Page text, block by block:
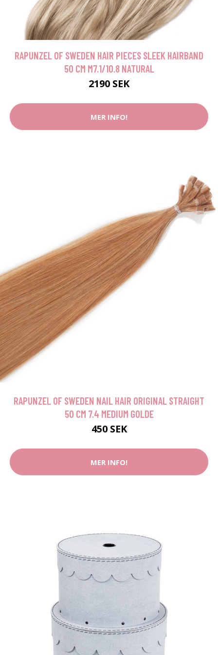
RAPUNZEL OF SWEDEN HAIR PIECES SLEEK HAIRBAND
50 CM M7.1/10.8 NATURAL
2190 SEK
MER INFO!
RAPUNZEL OF SWEDEN NAIL HAIR ORIGINAL STRAIGHT
50 CM 7.4 MEDIUM GOLDE
450 SEK
MER INFO!